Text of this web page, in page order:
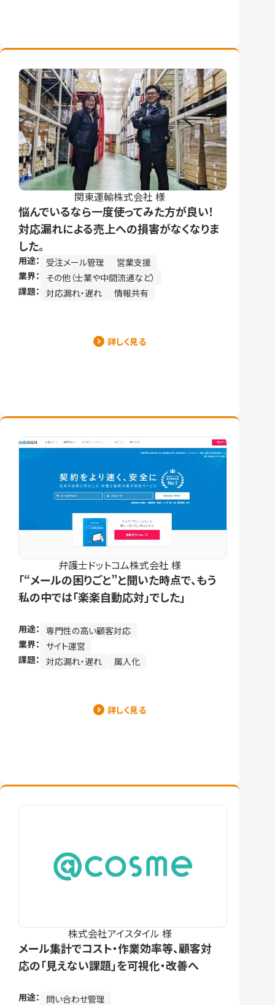
関東運輸株式会社 様
悩んでいるなら一度使ってみた方が良い！
対応漏れによる売上への損害がなくなりま
した。
用途： 受注メール管理
営業支援
業界：
その他（士業や中間流通など）
課題： 対応漏れ・遅れ 情報共有
詳しく見る
弁護士ドットコム株式会社 様
「“メールの困りごと”と聞いた時点で、もう
私の中では「楽楽自動応対」でした」
用途： 専門性の高い顧客対応
業界：
サイト運営
課題： 対応漏れ・遅れ 属人化
詳しく見る
株式会社アイスタイル 様
メール集計でコスト・作業効率等、顧客対
応の「見えない課題」を可視化・改善へ
用途：
問い合わせ管理